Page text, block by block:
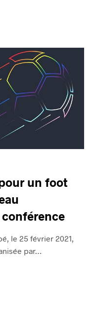
un foot
le 25 février 2021,
par…